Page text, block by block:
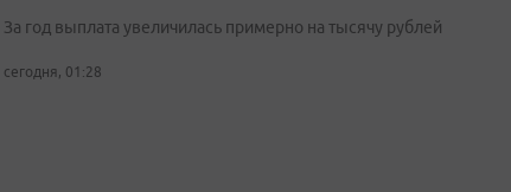
За год выплата увеличилась примерно на тысячу рублей
сегодня, 01:28